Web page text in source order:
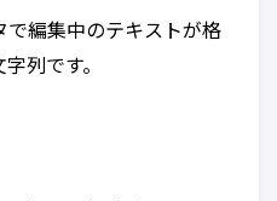
で編集中のテキストが格
列です。